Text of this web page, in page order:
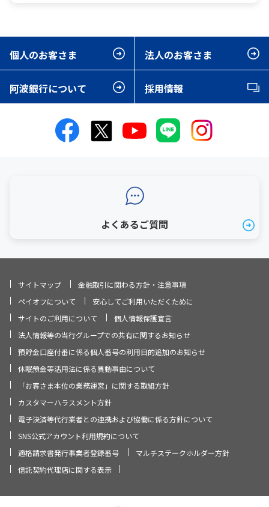
個人のお客さま 法人のお客さま
阿波銀行について 採用情報
よくあるご質問
サイトマップ
金融取引に関わる方針・注意事項
ペイオフについて
安心してご利用いただくために
サイトのご利用について
個人情報保護宣言
法人情報等の当行グループでの共有に関するお知らせ
預貯金口座付番に係る個人番号の利用目的追加のお知らせ
休眠預金等活用法に係る異動事由について
「お客さま本位の業務運営」に関する取組方針
カスタマーハラスメント方針
電子決済等代行業者との連携および協働に係る方針について
SNS公式アカウント利用規約について
適格請求書発行事業者登録番号
マルチステークホルダー方針
信託契約代理店に関する表示